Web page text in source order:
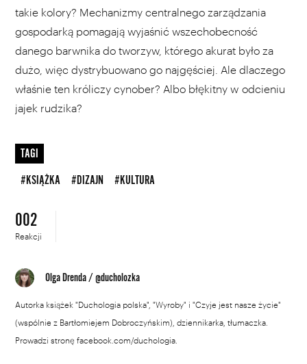
takie kolory? Mechanizmy centralnego zarządzania
gospodarką pomagają wyjaśnić wszechobecność
danego barwnika do tworzyw, którego akurat było za
dużo, więc dystrybuowano go najgęściej. Ale dlaczego
właśnie ten króliczy cynober? Albo błękitny w odcieniu
jajek rudzika?
TAGI
#KSIĄŻKA #DIZAJN #KULTURA
002
Reakcji
Olga Drenda /@ducholozka
Autorka książek "Duchologia polska", "Wyroby" i "Czyje jest nasze życie"
(wspólnie z Bartłomiejem Dobroczyńskim), dziennikarka, tłumaczka.
Prowadzi stronę facebook.com/duchologia.